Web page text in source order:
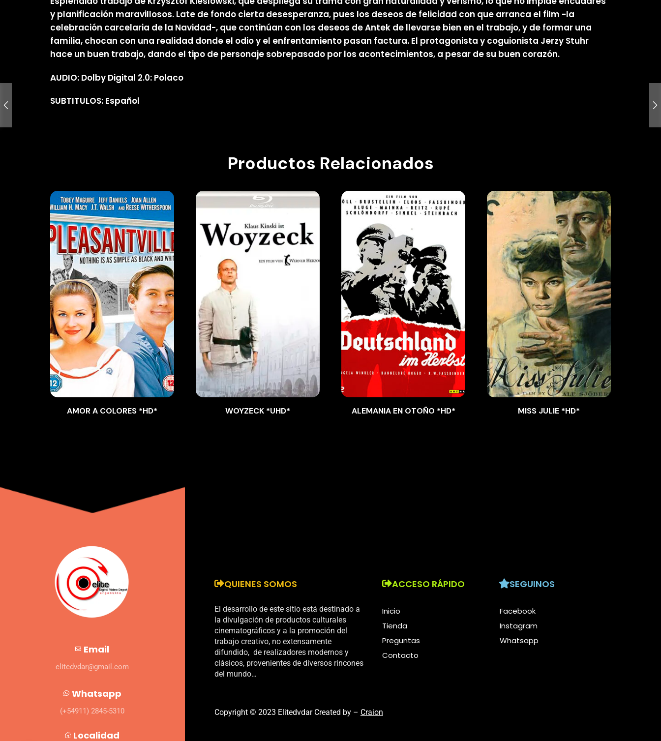
y planificación maravillosos. Late de fondo cierta desesperanza, pues los deseos de felicidad con que arranca el film -la
celebración carcelaria de la Navidad-, que continúan con los deseos de Antek de llevarse bien en el trabajo, y de formar una
familia, chocan con una realidad donde el odio y el enfrentamiento pasan factura. El protagonista y coguionista Jerzy Stuhr
hace un buen trabajo, dando el tipo de personaje sobrepasado por los acontecimientos, a pesar de su buen corazón.
AUDIO: Dolby Digital 2.0: Polaco
SUBTITULOS: Español
Productos Relacionados
AMOR A COLORES *HD* WOYZECK *UHD* ALEMANIA EN OTOÑO *HD* MISS JULIE *HD*
Email
elitedvdar@gmail.com
Whatsapp
(+54911) 2845-5310
Localidad
QUIENES SOMOS
El desarrollo de este sitio está destinado a
la divulgación de productos culturales
cinematográficos y a la promoción del
trabajo creativo, no extensamente
difundido, de realizadores modernos y
clásicos, provenientes de diversos rincones
del mundo…
ACCESO RÁPIDO
Inicio
Tienda
Preguntas
Contacto
SEGUINOS
Facebook
Instagram
Whatsapp
Copyright © 2023 Elitedvdar Created by – Craion